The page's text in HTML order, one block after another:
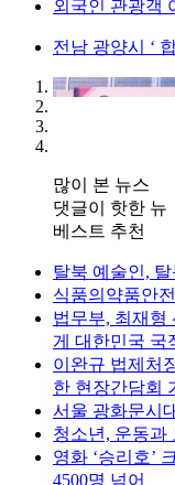
외국인 관광객
전남 광양시 ‘
많이 본 뉴스
댓글이 핫한 뉴
베스트 추천
탈북 예술인,
식품의약품안
법무부, 최재형
게 대한민국 국
이완규 법제처
한 현장간담회
서울 광화문시
청소년, 운동과
영화 ‘승리호’
4500명 넘어